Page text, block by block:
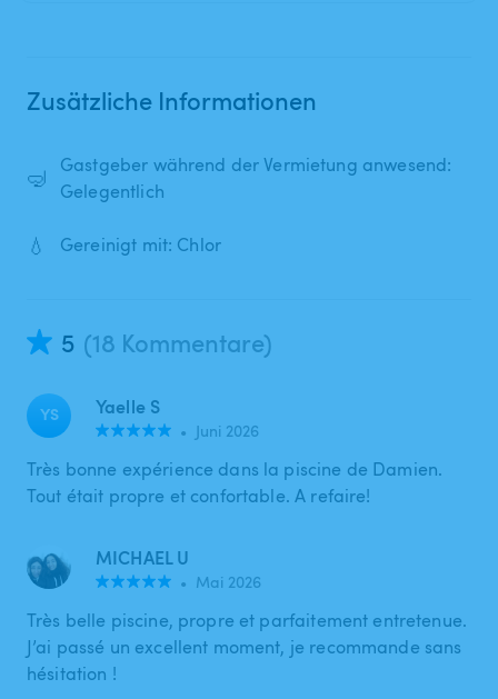
Zusätzliche Informationen
🤿
Gastgeber während der Vermietung anwesend:
Gelegentlich
💧 Gereinigt mit: Chlor
5 (18 Kommentare)
YS Yaelle S
• Juni 2026
Très bonne expérience dans la piscine de Damien.
Tout était propre et confortable. A refaire!
MICHAEL U
• Mai 2026
Très belle piscine, propre et parfaitement entretenue.
J’ai passé un excellent moment, je recommande sans
hésitation !